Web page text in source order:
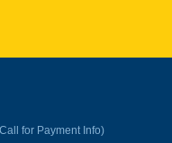
for Payment Info)